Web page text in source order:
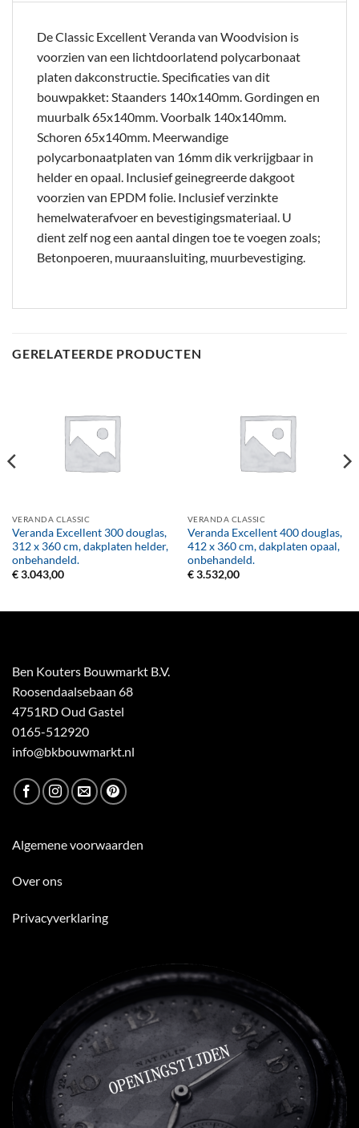
De Classic Excellent Veranda van Woodvision is
voorzien van een lichtdoorlatend polycarbonaat
platen dakconstructie. Specificaties van dit
bouwpakket: Staanders 140x140mm. Gordingen en
muurbalk 65x140mm. Voorbalk 140x140mm.
Schoren 65x140mm. Meerwandige
polycarbonaatplaten van 16mm dik verkrijgbaar in
helder en opaal. Inclusief geinegreerde dakgoot
voorzien van EPDM folie. Inclusief verzinkte
hemelwaterafvoer en bevestigingsmateriaal. U
dient zelf nog een aantal dingen toe te voegen zoals;
Betonpoeren, muuraansluiting, muurbevestiging.
GERELATEERDE PRODUCTEN
VERANDA CLASSIC
Veranda Excellent 300 douglas,
312 x 360 cm, dakplaten helder,
onbehandeld.
€3.043,00
VERANDA CLASSIC
Veranda Excellent 400 douglas,
412 x 360 cm, dakplaten opaal,
onbehandeld.
€3.532,00
Ben Kouters Bouwmarkt B.V.
Roosendaalsebaan 68
4751RD Oud Gastel
0165-512920
info@bkbouwmarkt.nl
Algemene voorwaarden
Over ons
Privacyverklaring